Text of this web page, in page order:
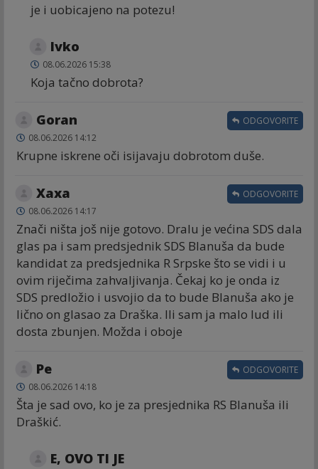
je i uobicajeno na potezu!
Ivko
08.06.2026 15:38
Koja tačno dobrota?
Goran
08.06.2026 14:12
Krupne iskrene oči isijavaju dobrotom duše.
ODGOVORITE
Хаха
08.06.2026 14:17
Znači ništa još nije gotovo. Dralu je većina SDS dala
glas pa i sam predsjednik SDS Blanuša da bude
kandidat za predsjednika R Srpske što se vidi i u
ovim riječima zahvaljivanja. Čekaj ko je onda iz
SDS predložio i usvojio da to bude Blanuša ako je
lično on glasao za Draška. Ili sam ja malo lud ili
dosta zbunjen. Možda i oboje
ODGOVORITE
Ре
08.06.2026 14:18
Šta je sad ovo, ko je za presjednika RS Blanuša ili
Draškić.
ODGOVORITE
E, OVO TI JE